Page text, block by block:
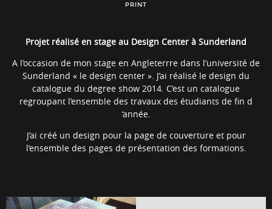
PRINT
Projet réalisé en stage au Design Center à Sunderland
A l’occasion de mon stage en Angleterrre dans l’université de
Sunderland « le design center ». J’ai réalisé le design du
catalogue du degree show 2014. C’est un catalogue
regroupant l’ensemble des travaux des étudiants de fin d
‘année.
J’ai créé un design pour la page de couverture et pour
l’ensemble des pages de présentation des formations.